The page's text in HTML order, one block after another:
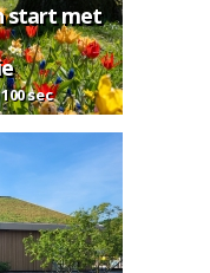
start met
100 sec